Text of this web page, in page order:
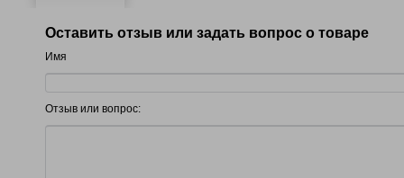
Оставить отзыв или задать вопрос о товаре
Имя
Отзыв или вопрос: